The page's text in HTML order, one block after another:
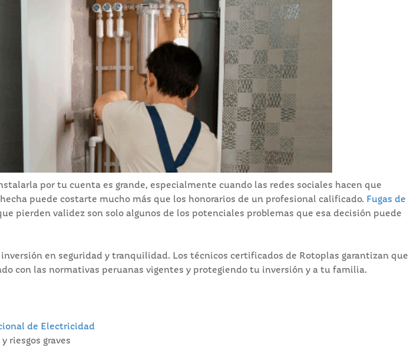
por tu cuenta es grande, especialmente cuando las redes sociales hacen que
puede costarte mucho más que los honorarios de un profesional calificado. Fugas de
pierden validez son solo algunos de los potenciales problemas que esa decisión puede
en seguridad y tranquilidad. Los técnicos certificados de Rotoplas garantizan que
con las normativas peruanas vigentes y protegiendo tu inversión y a tu familia.
de Electricidad
riesgos graves